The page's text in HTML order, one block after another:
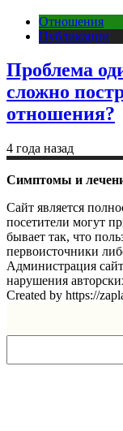
Отношения
Публикации
Проблема
сложно
отношения?
4 года назад
Симптомы и
Сайт является
посетители могут
бывает так, что
первоисточники
Администрация
нарушения
Created by https://